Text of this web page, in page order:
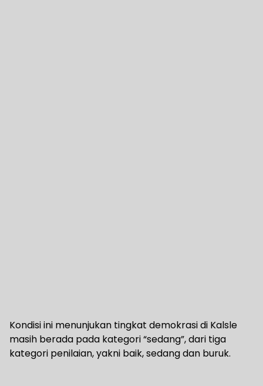
Kondisi ini menunjukan tingkat demokrasi di Kalsle
masih berada pada kategori “sedang”, dari tiga
kategori penilaian, yakni baik, sedang dan buruk.